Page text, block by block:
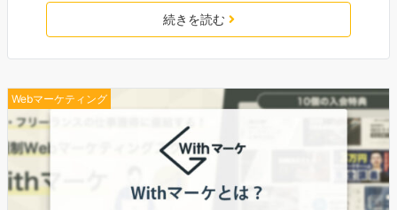
続きを読む
Webマーケティング